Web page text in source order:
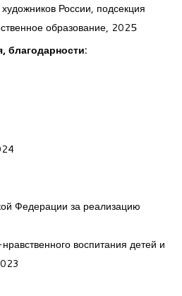
России, подсекция
образование, 2025
благодарности:
Федерации за реализацию
воспитания детей и